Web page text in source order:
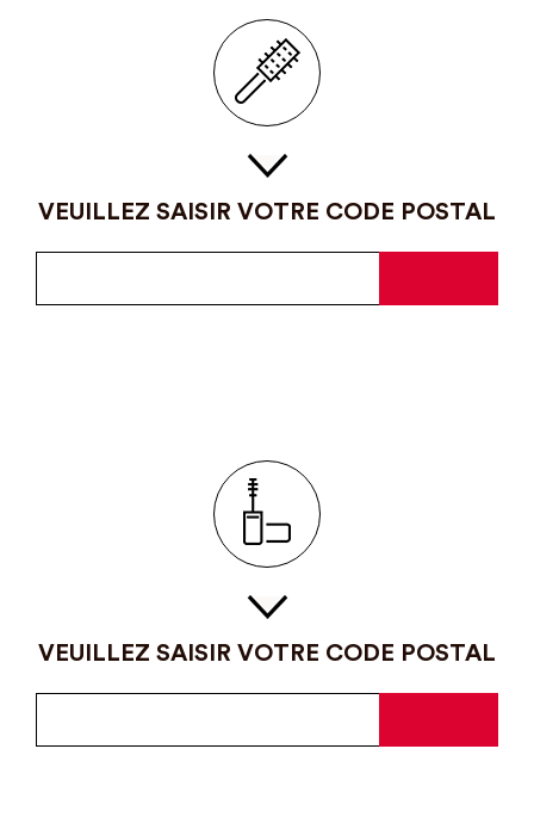
VEUILLEZ SAISIR VOTRE CODE POSTAL
VEUILLEZ SAISIR VOTRE CODE POSTAL